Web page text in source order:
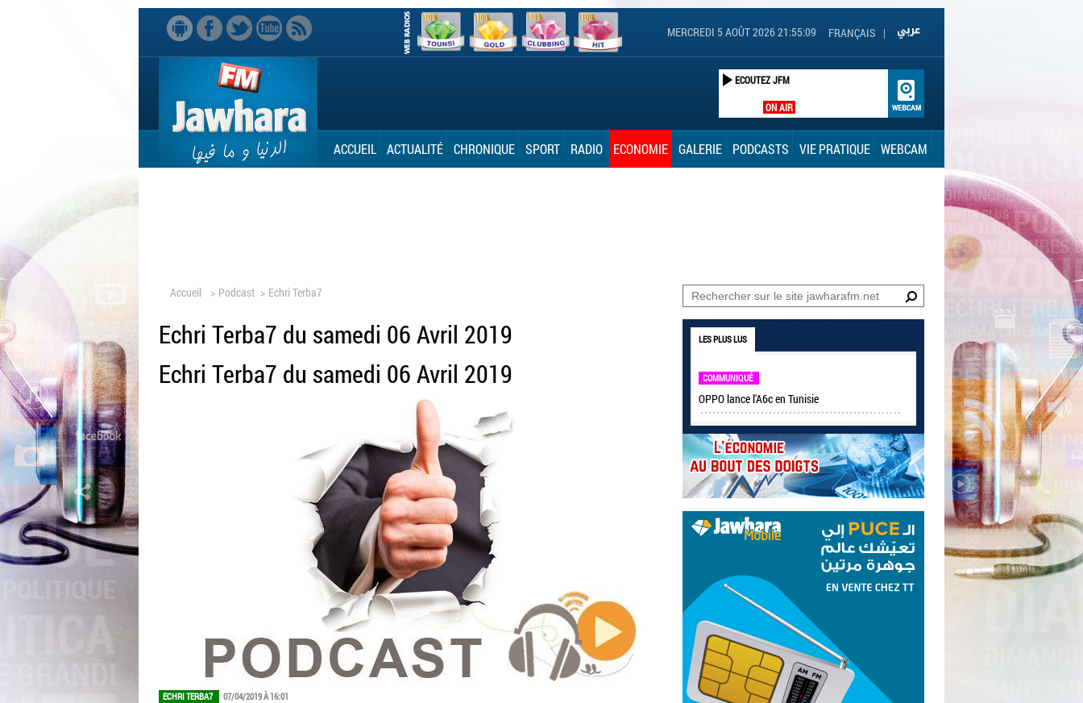
FRANÇAIS |
MERCREDI 5 AOÛT 2026 21:55:10
ON AIR
ECOUTEZ JFM
ACCUEIL ACTUALITÉ CHRONIQUE SPORT RADIO ECONOMIE GALERIE PODCASTS VIE PRATIQUE WEBCAM
Accueil > Podcast > Echri Terba7
Echri Terba7 du samedi 06 Avril 2019
Echri Terba7 du samedi 06 Avril 2019
ECHRI TERBA7 07/04/2019 À 16:01
LES PLUS LUS
COMMUNIQUÉ
OPPO lance l'A6c en Tunisie